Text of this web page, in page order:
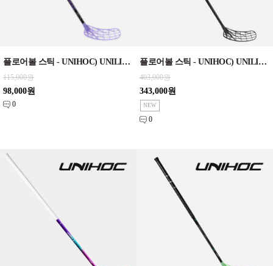
플로어볼 스틱 - UNIHOC) UNILITE PRODIGY FL 32 black/purple 87cm/92cm
115,000원
98,000원
0
플로어볼 스틱 - UNIHOC) UNILITE CARBSKIN FL 26 black SLIM EDT 96cm
403,000원
343,000원
0